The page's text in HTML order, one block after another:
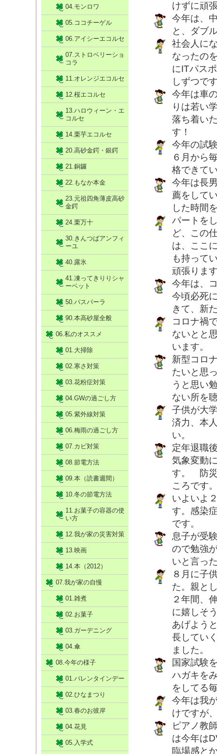
けずに頑
今年は、
と、ダブ
社会人に
なったの
にITパス
しずつで
今年は車
りは若い
落ち着い
す！
今年の試
６月から
格できて
今年は長
薦をして
した時間
パートを
ど、この
は、ここ
も持って
頑張りま
今年は、
今頃必死
きて、新
コロナ禍
ないとと
います。
新型コロ
たいと思
うと思い
ない所を
子供が大
済力、本
い。
定年退職
気象変動
す。 防災
ころです
いよいよ
す。感染
です。
息子が受
ので勉強
いと言っ
８月に子
た。親と
２年間、
に嬉しそ
あげよう
長してい
ました。
国家試験
ハガキを
をしてる
今年は我
けですが
ピアノ教
は今年は
臨場感と
04.モンロワ
05.ココチーゲル
06.アイシーエコルセ
07.ストロベリーショ
コラ
11.オレンジエコルセ
12.桜エコルセ
13.ハロウィーン・エ
コルセ
14.栗芋エコルセ
20.高砂金鍔・銀鍔
21.銅鑼
22.もなか本金
23.元祖四角薄皮高砂
金鍔
24.栗万十
30.きんつばアンフィ
ーユ
40.露氷
41.凍ってきりりシャ
ーベット
50.パスパーラ
90.本高砂屋全般
06.私のオススメ
01.大掃除
02.寒さ対策
03.花粉症対策
04.GWの過ごし方
05.紫外線対策
06.梅雨の過ごし方
07.カビ対策
08.節電方法
09.本（読書週間）
10.冬の節電方法
11.お菓子の容器の使
い方
12.我が家の災害対策
13.映画
14.本（2012）
07.我が家の自慢
01.雑煮
02.お菓子
03.ガーデニング
04.傘
08.今年の様子
01.バレンタインデー
02.ひなまつり
03.春のお彼岸
04.花見
05.入学式